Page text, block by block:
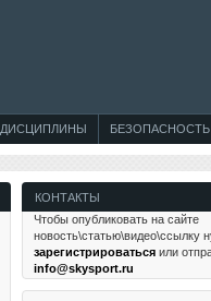
ДИСЦИПЛИНЫ БЕЗОПАСНОСТЬ
КОНТАКТЫ
Чтобы опубликовать на сайте
новость\статью\видео\ссылку
зарегистрироваться или
info@skysport.ru